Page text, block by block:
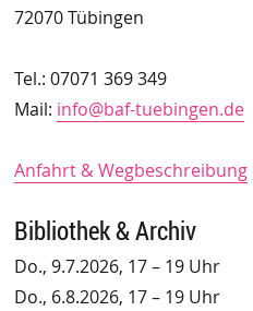
72070 Tübingen
Tel.: 07071 369 349
Mail: info@baf-tuebingen.de
Anfahrt & Wegbeschreibung
Bibliothek & Archiv
Do., 9.7.2026, 17 – 19 Uhr
Do., 6.8.2026, 17 – 19 Uhr